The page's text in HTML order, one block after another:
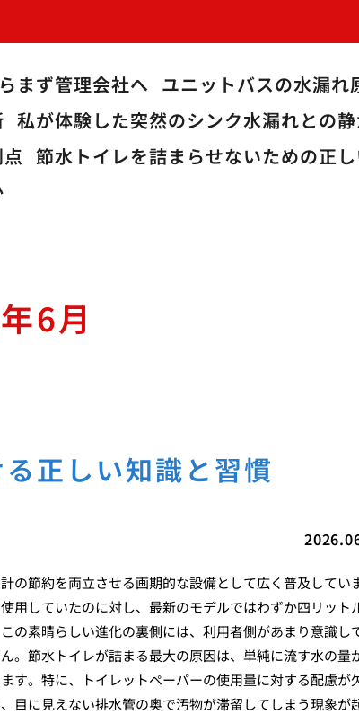
まず管理会社へ ユニットバスの水漏れ
私が体験した突然のシンク水漏れとの
節水トイレを詰まらせないための正
6月
正しい知識と習慣
の節約を両立させる画期的な設備として広く普及してい
用していたのに対し、最新のモデルではわずか四リット
の素晴らしい進化の裏側には、利用者側があまり意識し
。節水トイレが詰まる最大の原因は、単純に流す水の量
す。特に、トイレットペーパーの使用量に対する配慮が
目に見えない排水管の奥で汚物が滞留してしまう現象が